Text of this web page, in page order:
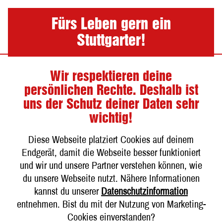
Fürs Leben gern ein
Stuttgarter!
Wir respektieren deine
persönlichen Rechte. Deshalb ist
uns der Schutz deiner Daten sehr
wichtig!
Diese Webseite platziert Cookies auf deinem
Endgerät, damit die Webseite besser funktioniert
und wir und unsere Partner verstehen können, wie
du unsere Webseite nutzt. Nähere Informationen
kannst du unsererDatenschutzinformation
entnehmen. Bist du mit der Nutzung von Marketing-
Cookies einverstanden?
Unsere Festbiere